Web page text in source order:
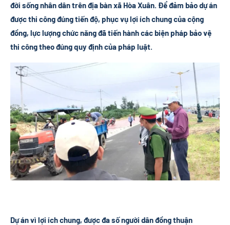
đời sống nhân dân trên địa bàn xã Hòa Xuân. Để đảm bảo dự án
được thi công đúng tiến độ, phục vụ lợi ích chung của cộng
đồng, lực lượng chức năng đã tiến hành các biện pháp bảo vệ
thi công theo đúng quy định của pháp luật.
Dự án vì lợi ích chung, được đa số người dân đồng thuận